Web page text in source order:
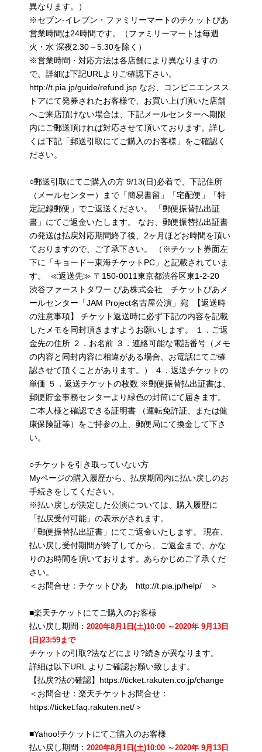
異なります。）
※セブン-イレブン・ファミリーマートのチケットぴあ
営業時間は24時間です。（ファミリーマートは毎週
火・水 深夜2:30～5:30を除く）
※営業時間・対応方法は各店舗により異なりますの
で、詳細は下記URLよりご確認下さい。
http://t.pia.jp/guide/refund.jsp なお、コンビニエンスス
トアにて発券されたお客様で、お買い上げ頂いた店舗
へご来店頂けない場合は、下記メールセンターへ期限
内にご郵送頂ければ対応させて頂いております。詳し
くは下記「郵送引取にてご購入のお客様」をご確認く
ださい。
○郵送引取にてご購入の方 9/13(日)必着で、下記住所
（メールセンター）まで「簡易書留」「宅配便」「特
定記録郵便」でご返送ください。 「郵便振替払出証
書」にてご返金いたします。 なお、郵便振替払出証書
の発送は払戻対応期間終了後、2ヶ月ほどお時間を頂い
ておりますので、ご了承下さい。 （※チケット券面左
下に「キョードー東海チケットPC」と記載されていま
す。 ≪返送先≫ 〒150-0011東京都渋谷区東1-2-20
渋谷ファーストタワー ぴあ株式会社 チケットぴあメ
ールセンター「JAM Project名古屋公演」宛 【返送時
の注意事項】 チケット返送時に必ず下記の内容を記載
したメモを同封頂きますようお願いします。 １．ご返
金先の住所 ２．お名前 ３．連絡可能な電話番号（メモ
の内容と同封内容に相違がある場合、お電話にてご確
認させて頂くことがあります。） ４．返送チケットの
単価 ５．返送チケットの枚数 ※郵便振替払出証書は、
郵便貯金事務センターより緑色の封筒にて届きます。
ご本人様と確認できる証明書 （運転免許証、または健
康保険証等）をご持参の上、郵便局にて換金して下さ
い。
○チケットを引き取っていない方
Myページの購入履歴から、払戻期間内に払い戻しのお
手続きをしてください。
※払い戻しが決定した公演については、購入履歴に
「払戻受付可能」の表示がされます。
「郵便振替払出証書」にてご返金いたします。 現在、
払い戻し受付期間が終了してから、ご返金まで、かな
りのお時間を頂いております。あらかじめご了承くだ
さい。
＜お問合せ：チケットぴあ http://t.pia.jp/help/ ＞
■楽天チケットにてご購入のお客様
払い戻し期間： 2020年8月1日(土)10:00 ～2020年 9月13日
(日)23:59まで
チケットの引取?法などにより?続きが異なります。
詳細は以下URL よりご確認お願い致します。
【払戻?法の確認】https://ticket.rakuten.co.jp/change
＜お問合せ：楽天チケットお問合せ：
https://ticket.faq.rakuten.net/＞
■Yahoo!チケットにてご購入のお客様
払い戻し期間： 2020年8月1日(土)10:00 ～2020年 9月13日